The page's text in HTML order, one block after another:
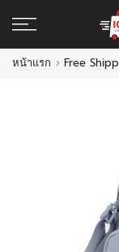
ข้าม
ที่
หน้าแรก Free